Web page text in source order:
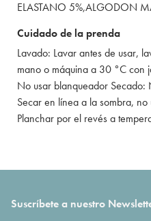
ELASTANO 5%,ALGODON
Cuidado de la prenda
Lavado: Lavar antes de usar,
mano o máquina a 30 °C con
No usar blanqueador
Secar en línea a la sombra,
Planchar por el revés a
Suscríbete a nuestro